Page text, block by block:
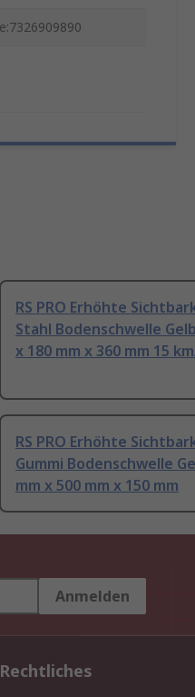
RS PRO Erhöhte
Stahl Bodenschwelle
x 180 mm x 360 mm 15
RS PRO Erhöhte
Gummi Bodenschwelle
mm x 500 mm x 150 mm
Anmelden
Rechtliches